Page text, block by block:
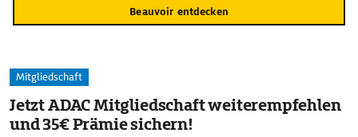
Beauvoir entdecken
Mitgliedschaft
Jetzt ADAC Mitgliedschaft weiterempfehlen
und 35€ Prämie sichern!